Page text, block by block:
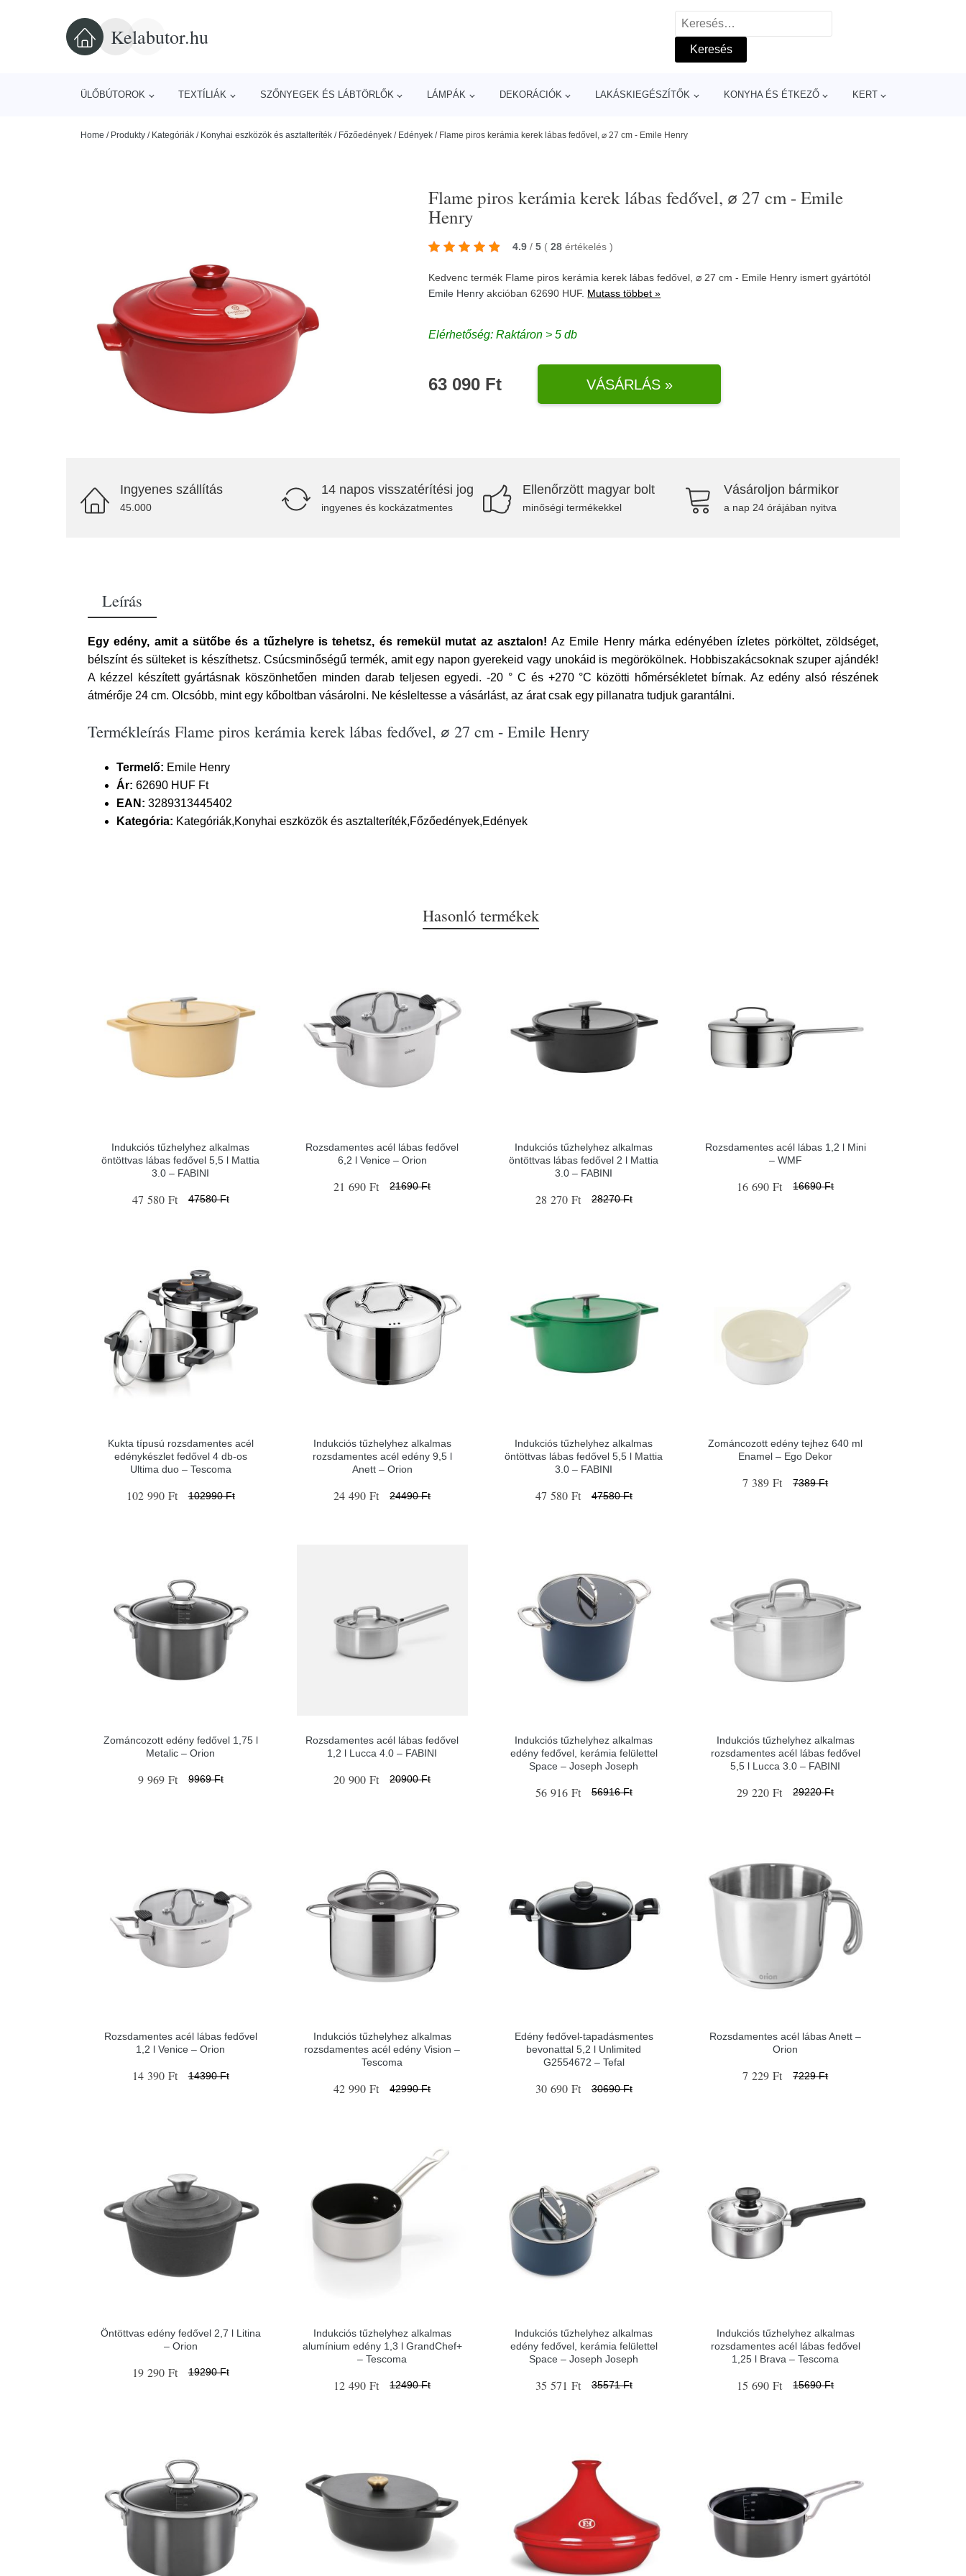
Kelabutor.hu
Keresés:
ÜLŐBÚTOROK TEXTÍLIÁK SZŐNYEGEK ÉS LÁBTÖRLŐK LÁMPÁK DEKORÁCIÓK LAKÁSKIEGÉSZÍTŐK KONYHA ÉS ÉTKEZŐ KERT
Home / Produkty / Kategóriák / Konyhai eszközök és asztalteríték / Főzőedények / Edények / Flame piros kerámia kerek lábas fedővel, ⌀ 27 cm - Emile Henry
Flame piros kerámia kerek lábas fedővel, ⌀ 27 cm - Emile
Henry
4.9 / 5 ( 28 értékelés)
Kedvenc termék Flame piros kerámia kerek lábas fedővel, ⌀ 27 cm - Emile Henry ismert gyártótól
Emile Henry akcióban 62690 HUF. Mutass többet »
Elérhetőség: Raktáron > 5 db
63 090 Ft VÁSÁRLÁS »
Ingyenes szállítás
45.000
14 napos visszatérítési jog
ingyenes és kockázatmentes
Ellenőrzött magyar bolt
minőségi termékekkel
Vásároljon bármikor
a nap 24 órájában nyitva
Leírás
Egy edény, amit a sütőbe és a tűzhelyre is tehetsz, és remekül mutat az asztalon!Az Emile Henry márka edényében ízletes pörköltet, zöldséget,
bélszínt és sülteket is készíthetsz. Csúcsminőségű termék, amit egy napon gyerekeid vagy unokáid is megörökölnek. Hobbiszakácsoknak szuper ajándék!
A kézzel készített gyártásnak köszönhetően minden darab teljesen egyedi. -20 ° C és +270 °C közötti hőmérsékletet bírnak. Az edény alsó részének
átmérője 24 cm. Olcsóbb, mint egy kőboltban vásárolni. Ne késleltesse a vásárlást, az árat csak egy pillanatra tudjuk garantálni.
Termékleírás Flame piros kerámia kerek lábas fedővel, ⌀ 27 cm - Emile Henry
Termelő: Emile Henry
Ár: 62690 HUF Ft
EAN: 3289313445402
Kategória: Kategóriák,Konyhai eszközök és asztalteríték,Főzőedények,Edények
Hasonló termékek
Indukciós tűzhelyhez alkalmas
öntöttvas lábas fedővel 5,5 l Mattia
3.0 – FABINI
47 580 Ft 47580 Ft
Rozsdamentes acél lábas fedővel
6,2 l Venice – Orion
21 690 Ft 21690 Ft
Indukciós tűzhelyhez alkalmas
öntöttvas lábas fedővel 2 l Mattia
3.0 – FABINI
28 270 Ft 28270 Ft
Rozsdamentes acél lábas 1,2 l Mini
– WMF
16 690 Ft 16690 Ft
Kukta típusú rozsdamentes acél
edénykészlet fedővel 4 db-os
Ultima duo – Tescoma
102 990 Ft 102990 Ft
Indukciós tűzhelyhez alkalmas
rozsdamentes acél edény 9,5 l
Anett – Orion
24 490 Ft 24490 Ft
Indukciós tűzhelyhez alkalmas
öntöttvas lábas fedővel 5,5 l Mattia
3.0 – FABINI
47 580 Ft 47580 Ft
Zománcozott edény tejhez 640 ml
Enamel – Ego Dekor
7 389 Ft 7389 Ft
Zománcozott edény fedővel 1,75 l
Metalic – Orion
9 969 Ft 9969 Ft
Rozsdamentes acél lábas fedővel
1,2 l Lucca 4.0 – FABINI
20 900 Ft 20900 Ft
Indukciós tűzhelyhez alkalmas
edény fedővel, kerámia felülettel
Space – Joseph Joseph
56 916 Ft 56916 Ft
Indukciós tűzhelyhez alkalmas
rozsdamentes acél lábas fedővel
5,5 l Lucca 3.0 – FABINI
29 220 Ft 29220 Ft
Rozsdamentes acél lábas fedővel
1,2 l Venice – Orion
14 390 Ft 14390 Ft
Indukciós tűzhelyhez alkalmas
rozsdamentes acél edény Vision –
Tescoma
42 990 Ft 42990 Ft
Edény fedővel-tapadásmentes
bevonattal 5,2 l Unlimited
G2554672 – Tefal
30 690 Ft 30690 Ft
Rozsdamentes acél lábas Anett –
Orion
7 229 Ft 7229 Ft
Öntöttvas edény fedővel 2,7 l Litina
– Orion
19 290 Ft 19290 Ft
Indukciós tűzhelyhez alkalmas
alumínium edény 1,3 l GrandChef+
– Tescoma
12 490 Ft 12490 Ft
Indukciós tűzhelyhez alkalmas
edény fedővel, kerámia felülettel
Space – Joseph Joseph
35 571 Ft 35571 Ft
Indukciós tűzhelyhez alkalmas
rozsdamentes acél lábas fedővel
1,25 l Brava – Tescoma
15 690 Ft 15690 Ft